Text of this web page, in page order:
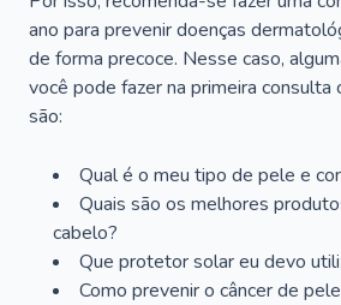
ano para prevenir doenças
de forma precoce. Nesse caso,
você pode fazer na primeira
são:
Qual é o meu tipo de pele e
Quais são os melhores
cabelo?
Que protetor solar eu devo
Como prevenir o câncer de